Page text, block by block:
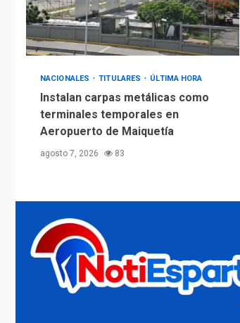
NACIONALES TITULARES ÚLTIMA HORA
Instalan carpas metálicas como
terminales temporales en
Aeropuerto de Maiquetía
agosto 7, 2026 83